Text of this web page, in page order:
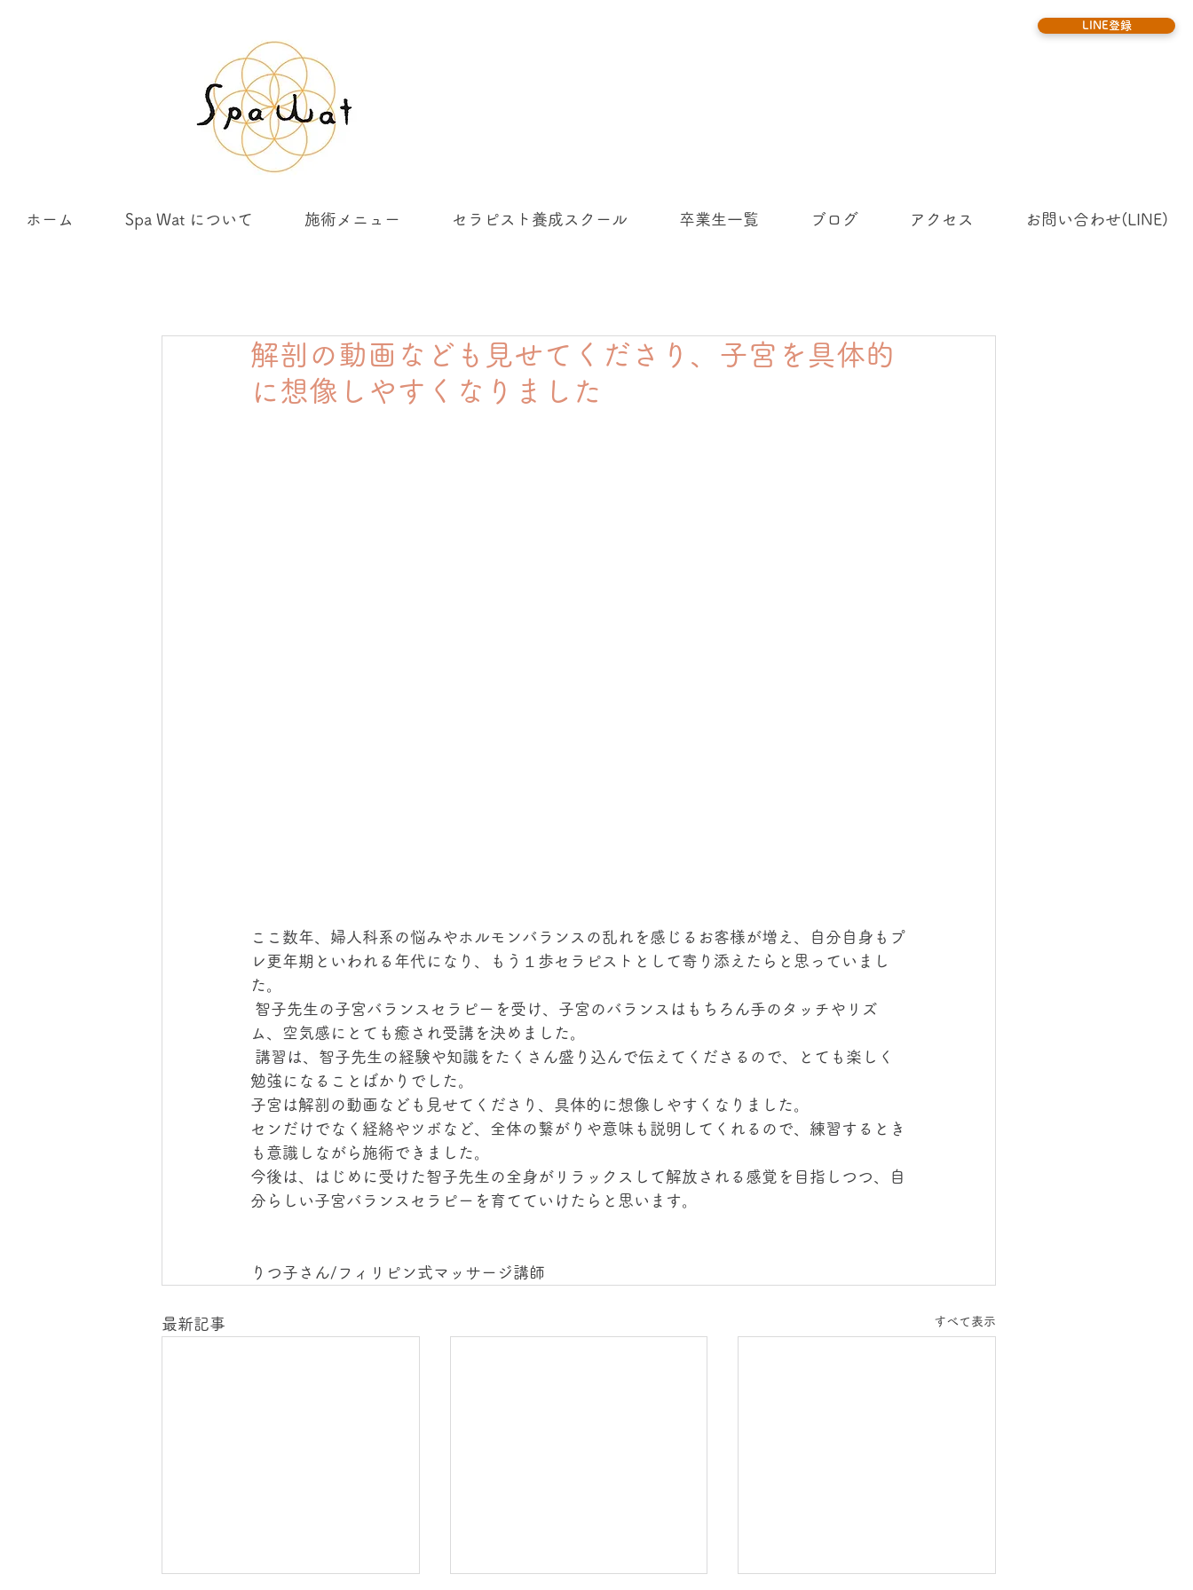
LINE登録
ホーム Spa Wat について 施術メニュー セラピスト養成スクール 卒業生一覧 ブログ アクセス お問い合わせ(LINE)
解剖の動画なども見せてくださり、子宮を具体的
に想像しやすくなりました
ここ数年、婦人科系の悩みやホルモンバランスの乱れを感じるお客様が増え、自分自身もプ
レ更年期といわれる年代になり、もう１歩セラピストとして寄り添えたらと思っていまし
た。
智子先生の子宮バランスセラピーを受け、子宮のバランスはもちろん手のタッチやリズ
ム、空気感にとても癒され受講を決めました。
講習は、智子先生の経験や知識をたくさん盛り込んで伝えてくださるので、とても楽しく
勉強になることばかりでした。
子宮は解剖の動画なども見せてくださり、具体的に想像しやすくなりました。
センだけでなく経絡やツボなど、全体の繋がりや意味も説明してくれるので、練習するとき
も意識しながら施術できました。
今後は、はじめに受けた智子先生の全身がリラックスして解放される感覚を目指しつつ、自
分らしい子宮バランスセラピーを育てていけたらと思います。
りつ子さん/フィリピン式マッサージ講師
最新記事 すべて表示